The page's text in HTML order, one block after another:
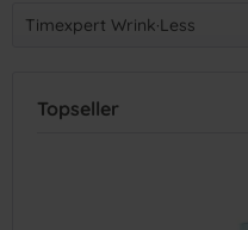
Timexpert Wrink·Less
Topseller